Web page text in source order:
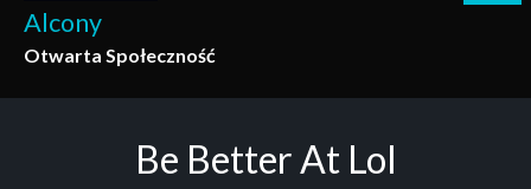
Alcony
Otwarta Społeczność
Be Better At Lol